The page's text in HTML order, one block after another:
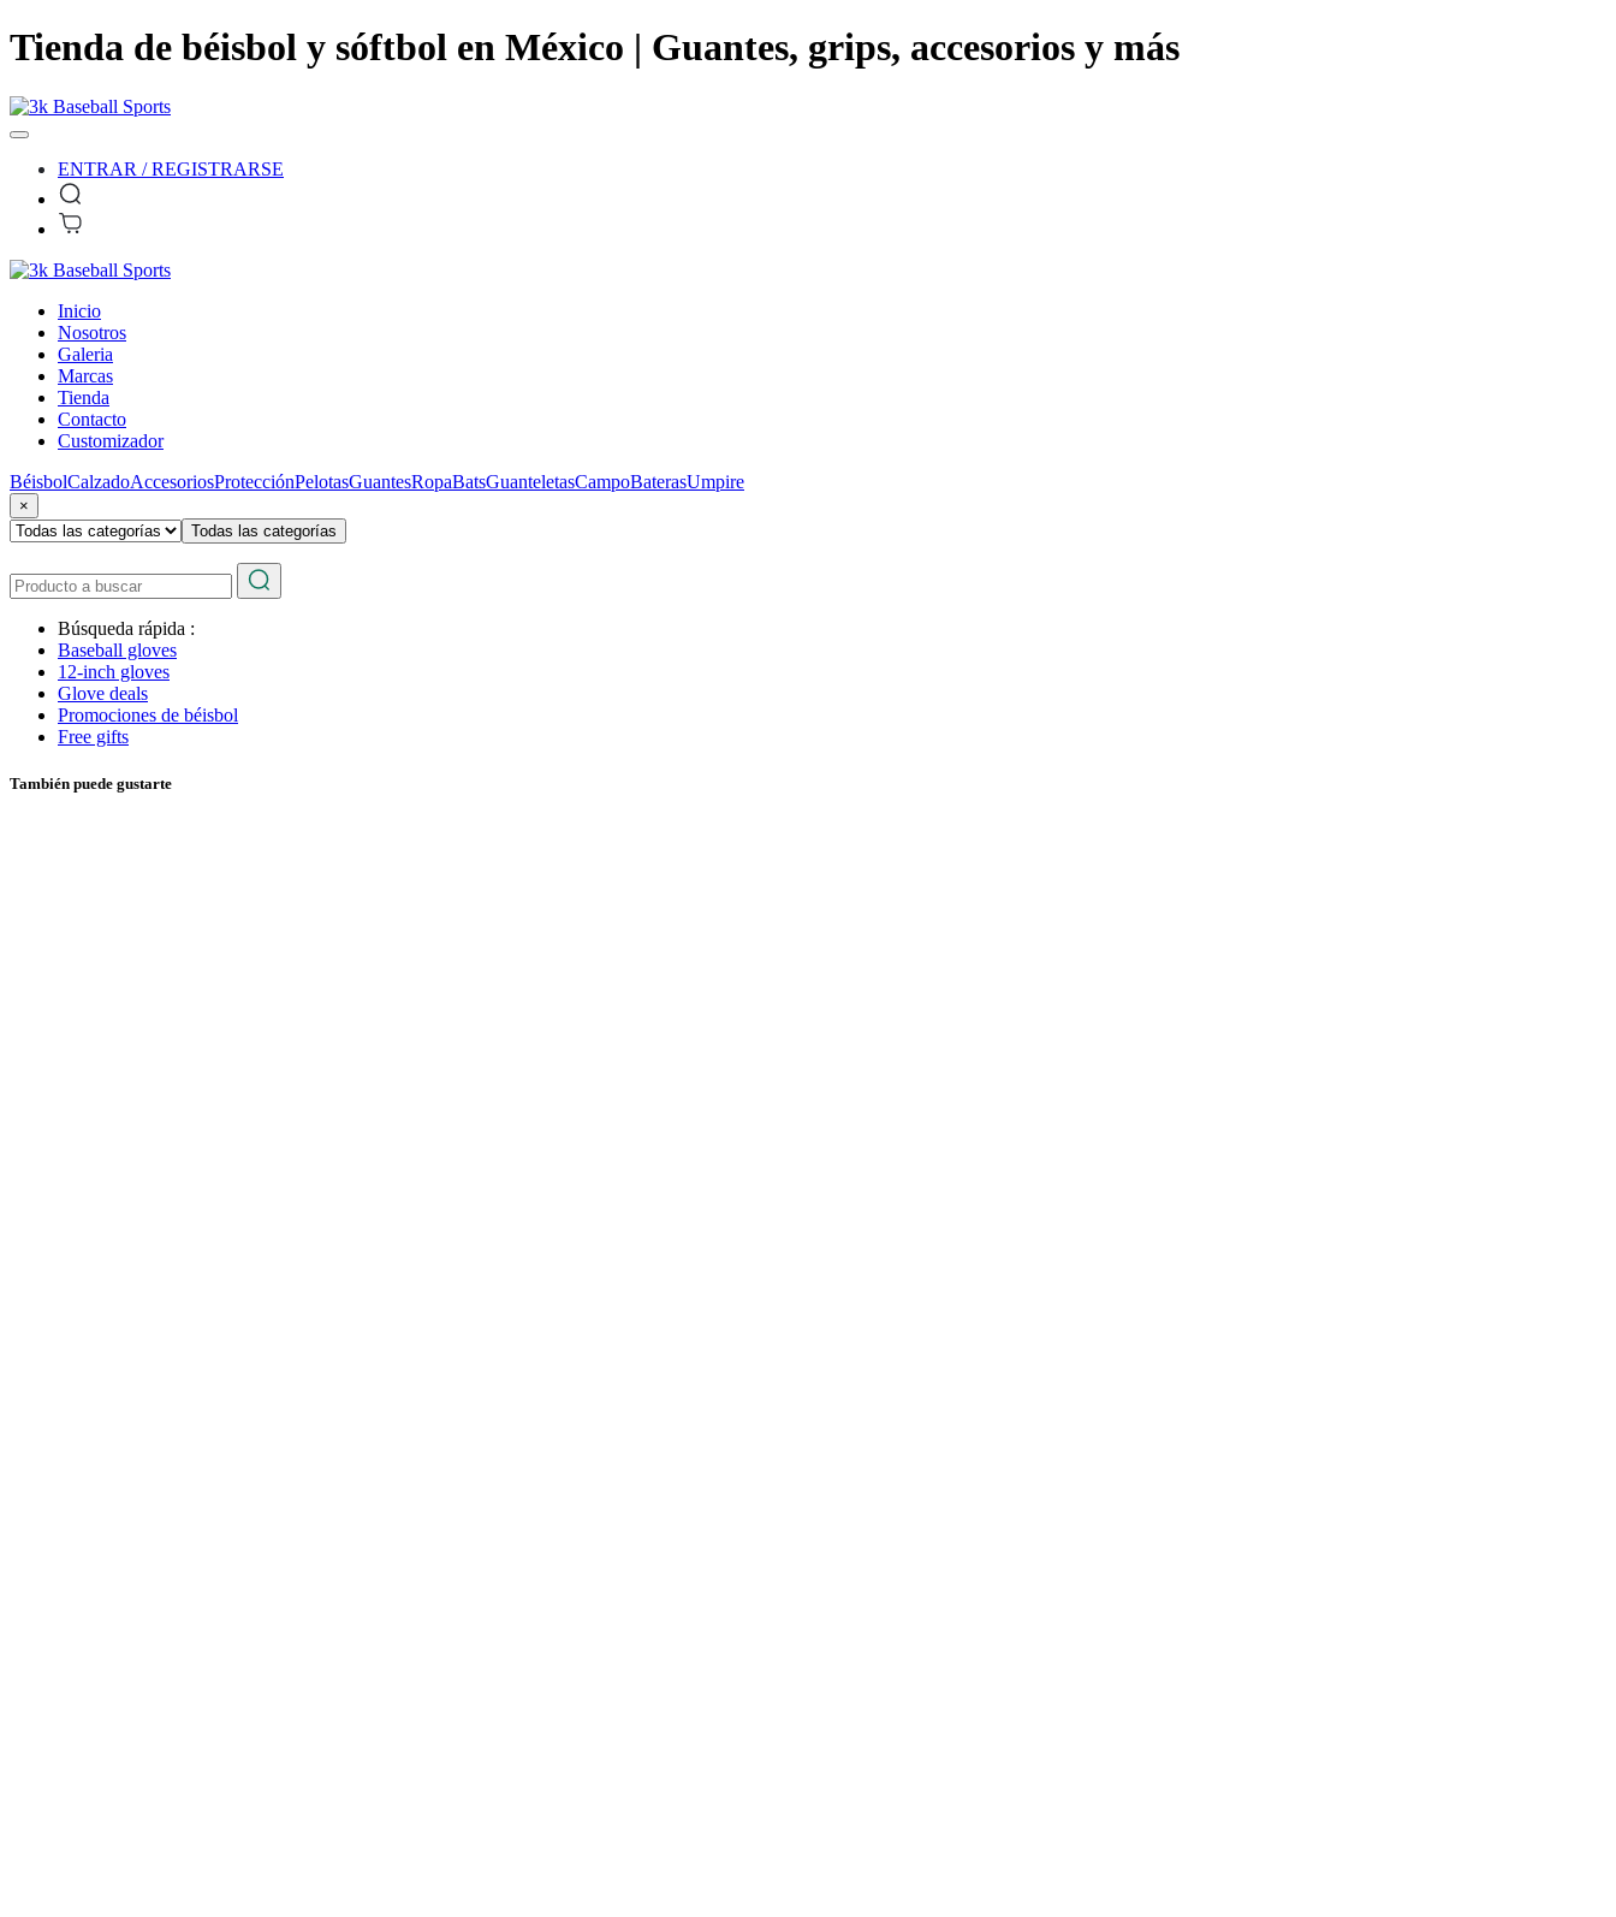
Tienda de béisbol y sóftbol en México | Guantes, grips, accesorios y más
ENTRAR / REGISTRARSE
Inicio
Nosotros
Galeria
Marcas
Tienda
Contacto
Customizador
BéisbolCalzadoAccesoriosProtecciónPelotasGuantesRopaBatsGuanteletasCampoBaterasUmpire
×
Todas las categorías
Búsqueda rápida :
Baseball gloves
12-inch gloves
Glove deals
Promociones de béisbol
Free gifts
También puede gustarte